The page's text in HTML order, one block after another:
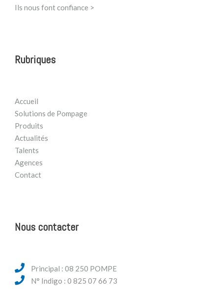
Ils nous font confiance >
Rubriques
Accueil
Solutions de Pompage
Produits
Actualités
Talents
Agences
Contact
Nous contacter
Principal : 08 250 POMPE
N° Indigo : 0 825 07 66 73